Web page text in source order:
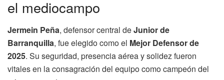
el mediocampo
Jermein Peña, defensor central deJunior de
Barranquilla, fue elegido como el Mejor Defensor de
2025. Su seguridad, presencia aérea y solidez fueron
vitales en la consagración del equipo como campeón del